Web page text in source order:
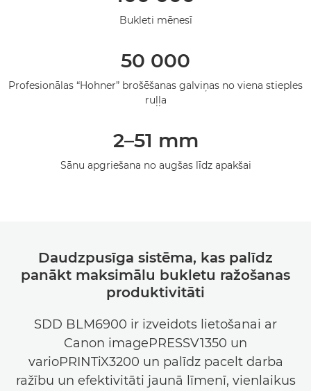
Bukleti mēnesī
50 000
Profesionālas “Hohner” brošēšanas galviņas no viena stieples
ruļļa
2–51 mm
Sānu apgriešana no augšas līdz apakšai
Daudzpusīga sistēma, kas palīdz
panākt maksimālu bukletu ražošanas
produktivitāti
SDD BLM6900 ir izveidots lietošanai ar
Canon imagePRESSV1350 un
varioPRINTiX3200 un palīdz pacelt darba
ražību un efektivitāti jaunā līmenī, vienlaikus